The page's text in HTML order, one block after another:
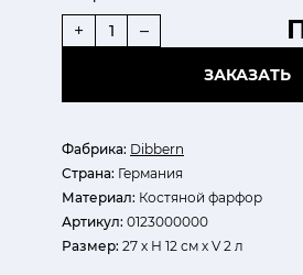
Фабрика: Dibbern
Страна: Германия
Материал: Костяной фарфор
Артикул: 0123000000
Размер: 27 х Н 12 см х V 2 л
+ –
ЗАКАЗАТЬ